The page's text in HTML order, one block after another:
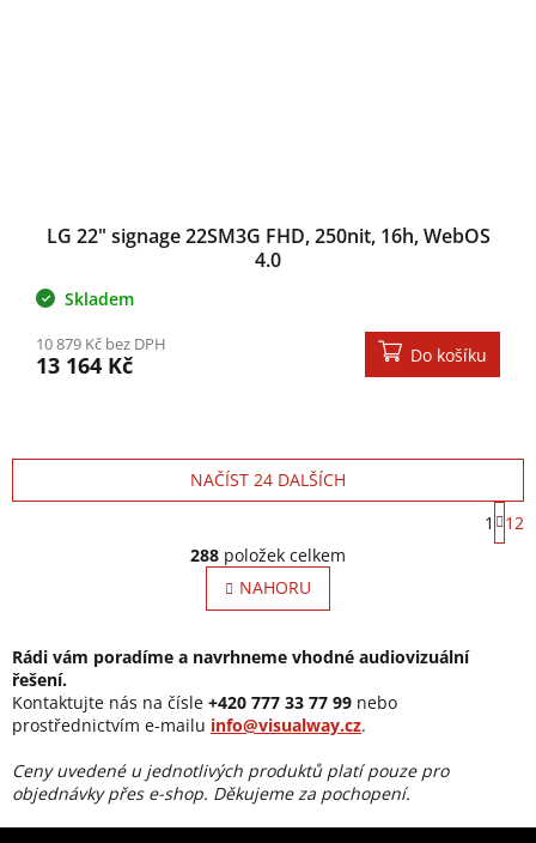
LG 22" signage 22SM3G FHD, 250nit, 16h, WebOS
4.0
Skladem
10 879 Kč bez DPH
13 164 Kč Do košíku
Ovládací prvky výpisu
NAČÍST 24 DALŠÍCH
1
12
288 položek celkem
NAHORU
Rádi vám poradíme a navrhneme vhodné audiovizuální
řešení.
Kontaktujte nás na čísle +420 777 33 77 99 nebo
prostřednictvím e-mailu info@visualway.cz.
Ceny uvedené u jednotlivých produktů platí pouze pro
objednávky přes e-shop. Děkujeme za pochopení.